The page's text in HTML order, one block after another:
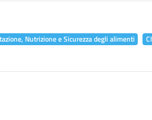
Nutrizione e Sicurezza degli alimenti